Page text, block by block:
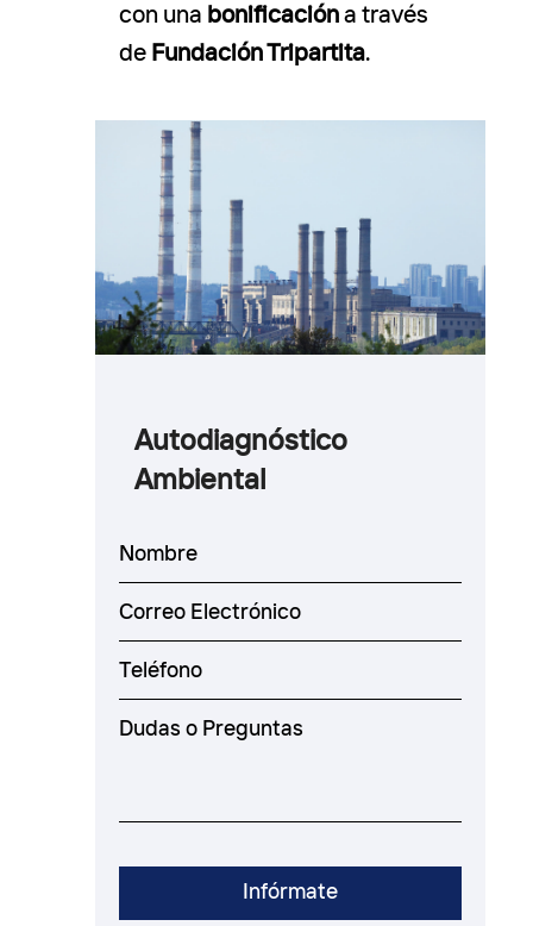
con una bonificacióna través
de Fundación Tripartita.
Autodiagnóstico
Ambiental